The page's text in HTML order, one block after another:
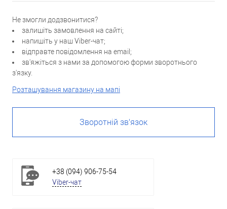
Не змогли додзвонитися?
залишіть замовлення на сайті;
напишіть у наш Viber-чат;
відправте повідомлення на email;
зв'яжіться з нами за допомогою форми зворотнього
з'язку.
Розташування магазину на мапі
Зворотній зв'язок
+38 (094) 906-75-54
Viber-чат